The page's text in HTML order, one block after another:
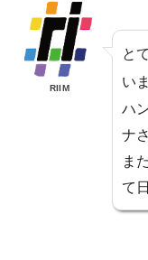
RIIM
と
い
ハ
ナ
ま
て